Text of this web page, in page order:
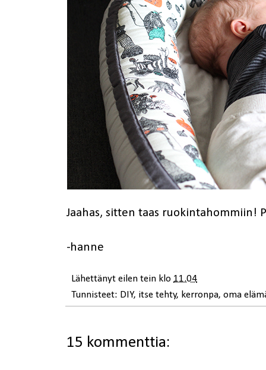
Jaahas, sitten taas ruokintahommiin!
-hanne
Lähettänyt eilen tein klo 11.04
Tunnisteet: DIY, itse tehty, kerronpa, oma
15 kommenttia: